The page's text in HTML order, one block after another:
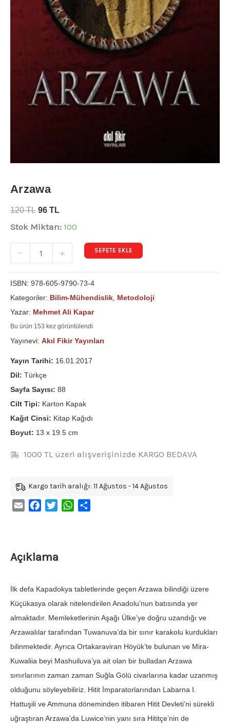
Arzawa
120TL 96 TL
Stok Miktarı: 100
- + SEPETE EKLE
ISBN: 978-605-9790-73-4
Kategoriler: Bilim-Mühendislik Metodoloji
Yazar: Mehmet Ali Kapar
Bu ürün 153 kez görüntülendi
Yayınevi: Akıl Fikir Yayınları
Yayın Tarihi: 16.01.2017
Dil: Türkçe
Sayfa Sayısı: 88
Cilt Tipi: Karton Kapak
Kağıt Cinsi: Kitap Kağıdı
Boyut: 13 x 19.5 cm
1000 TL üzeri alışverişinizde KARGO BEDAVA
Kargo tarih aralığı: 11 Ağustos - 14 Ağustos
Email FacebookTwitterWhatsApp
Açıklama
İlk defa Kapadokya tabletlerinde geçen Arzawa bilindiği üzere
Küçükasya olarak nitelendirilen Anadolu’nun batısında yer
almaktadır. Memleketlerinin Aşağı Ülke’ye doğru uzandığı ve
Arzawalılar tarafından Tuwanuva’da bir sınır karakolu kurdukları
bilinmektedir. Ayrıca Ortakaraviran Höyük’te bulunan ve Mira-
Kuwaliia beyi Mashuiluva’ya ait olan bir bulladan Arzawa
sınırlarının zaman zaman Suğla Gölü civarlarına kadar uzanmış
olduğunu söyleyebiliriz. Hitit İmparatorlarından Labarna I.
Hattuşili ve Ammuna döneminden itibaren Hitit Devleti’ni sürekli
uğraştıran Arzawa’da Luwice’nin yanı sıra Hititçe’nin de